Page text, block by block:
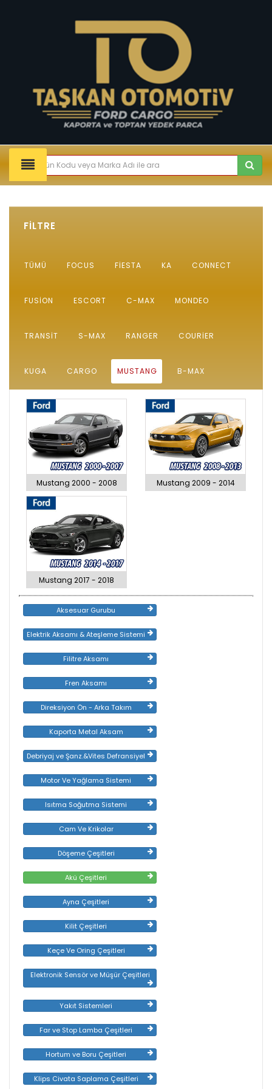
FİLTRE
TÜMÜ FOCUS FIESTA KA CONNECT
FUSION ESCORT C-MAX MONDEO
TRANSIT S-MAX RANGER COURIER
KUGA CARGO MUSTANG B-MAX
Mustang 2000 - 2008 Mustang 2009 - 2014
Mustang 2017 - 2018
Aksesuar Gurubu
Elektrik Aksamı & Ateşleme Sistemi
Filitre Aksamı
Fren Aksamı
Direksiyon Ön - Arka Takım
Kaporta Metal Aksam
Debriyaj ve Şanz.&Vites Defransiyel
Motor Ve Yağlama Sistemi
Isıtma Soğutma Sistemi
Cam Ve Krikolar
Döşeme Çeşitleri
Akü Çeşitleri
Ayna Çeşitleri
Kilit Çeşitleri
Keçe Ve Oring Çeşitleri
Elektronik Sensör ve Müşür Çeşitleri
Yakıt Sistemleri
Far ve Stop Lamba Çeşitleri
Hortum ve Boru Çeşitleri
Klips Civata Saplama Çeşitleri